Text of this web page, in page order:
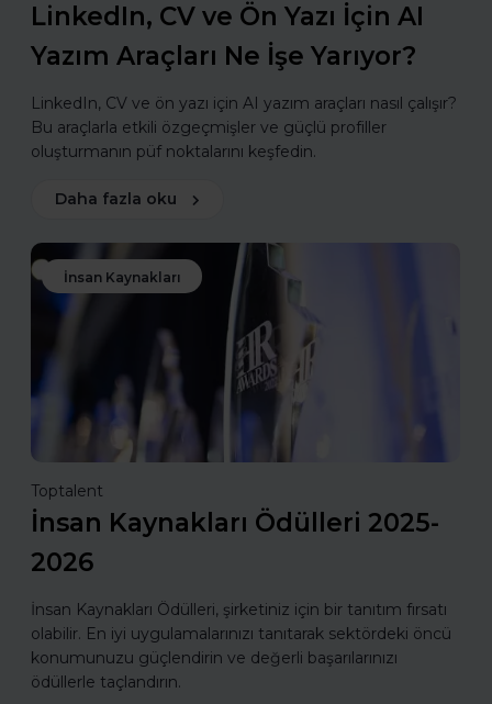
LinkedIn, CV ve Ön Yazı İçin AI
Yazım Araçları Ne İşe Yarıyor?
LinkedIn, CV ve ön yazı için AI yazım araçları nasıl çalışır?
Bu araçlarla etkili özgeçmişler ve güçlü profiller
oluşturmanın püf noktalarını keşfedin.
Daha fazla oku
İnsan Kaynakları
Toptalent
İnsan Kaynakları Ödülleri 2025-
2026
İnsan Kaynakları Ödülleri, şirketiniz için bir tanıtım fırsatı
olabilir. En iyi uygulamalarınızı tanıtarak sektördeki öncü
konumunuzu güçlendirin ve değerli başarılarınızı
ödüllerle taçlandırın.